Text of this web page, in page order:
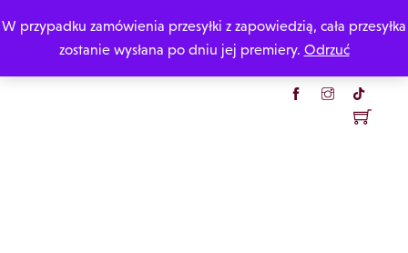
to
W przypadku zamówienia przesyłki z zapowiedzią, cała przesyłka
zostanie wysłana po dniu jej premiery. Odrzuć
Katarzyna Rzepecka
Menu